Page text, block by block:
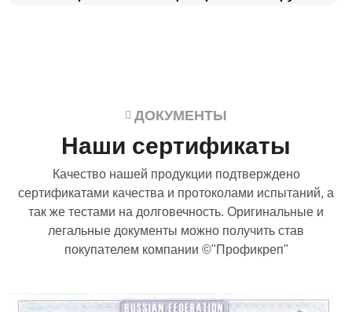
ДОКУМЕНТЫ
Наши сертификаты
Качество нашей продукции подтверждено
сертификатами качества и протоколами испытаний, а
так же тестами на долговечность. Оригинальные и
легальные документы можно получить став
покупателем компании ©"Профикреп"